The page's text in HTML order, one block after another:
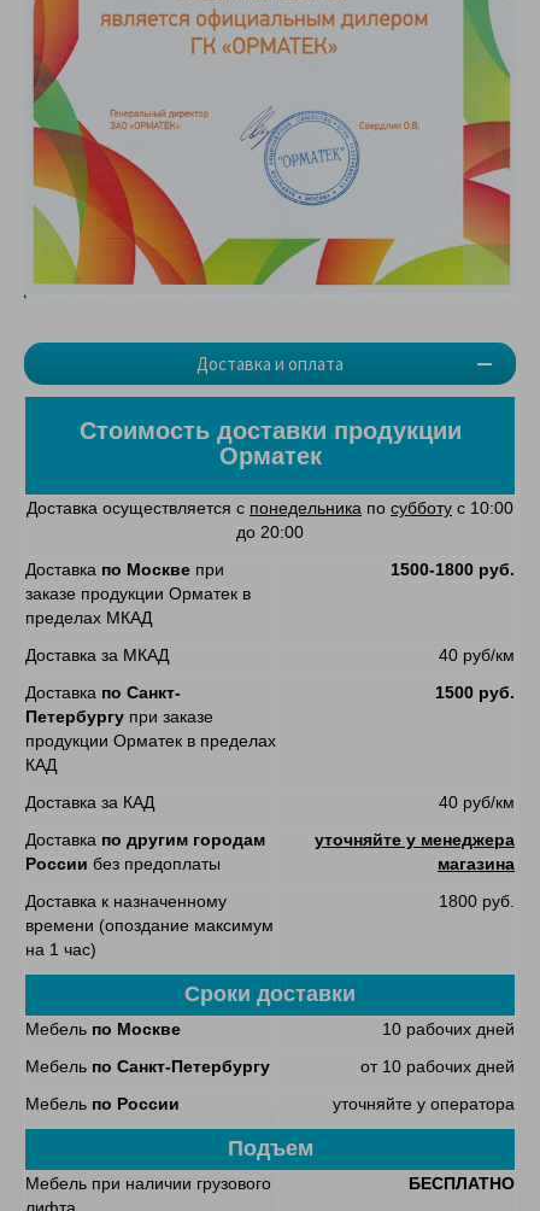
Доставка и оплата
Стоимость доставки продукции
Орматек
Доставка осуществляется с понедельника по субботу с 10:00
до 20:00
Доставка по Москве при
заказе продукции Орматек в
пределах МКАД
1500-1800 руб.
Доставка за МКАД
40 руб/км
Доставка по Санкт-
Петербургу при заказе
продукции Орматек в пределах
КАД
1500 руб.
Доставка за КАД
40 руб/км
Доставка по другим городам
России без предоплаты
уточняйте у менеджера
магазина
Доставка к назначенному
времени (опоздание максимум
на 1 час)
1800 руб.
Сроки доставки
Мебель по Москве
10 рабочих дней
Мебель по Санкт-Петербургу
от 10 рабочих дней
Мебель по России уточняйте у оператора
Подъем
Мебель при наличии грузового
БЕСПЛАТНО